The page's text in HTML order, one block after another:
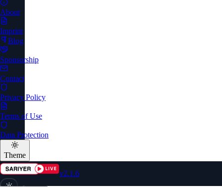
About
Imprint
Blog
Sponsorship
Contact
Privacy Policy
Terms of Use
Data Protection
Theme
v2.1.6